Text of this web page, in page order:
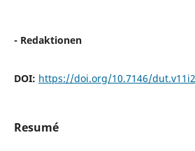
- Redaktionen
DOI: https://doi.org/10.7146/
Resumé